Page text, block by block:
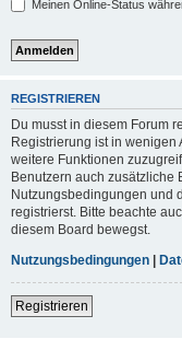
Meinen Online-Status
REGISTRIEREN
Du musst in diesem Forum
Registrierung ist in wenigen
weitere Funktionen
Benutzern auch zusätzliche
Nutzungsbedingungen und
registrierst. Bitte beachte
diesem Board bewegst.
Nutzungsbedingungen |
Registrieren